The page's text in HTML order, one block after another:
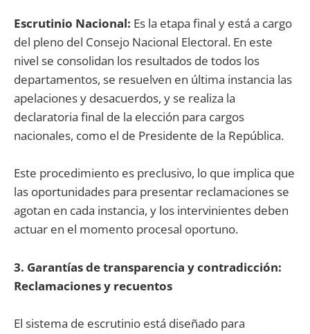
Escrutinio Nacional: Es la etapa final y está a cargo
del pleno del Consejo Nacional Electoral. En este
nivel se consolidan los resultados de todos los
departamentos, se resuelven en última instancia las
apelaciones y desacuerdos, y se realiza la
declaratoria final de la elección para cargos
nacionales, como el de Presidente de la República.
Este procedimiento es preclusivo, lo que implica que
las oportunidades para presentar reclamaciones se
agotan en cada instancia, y los intervinientes deben
actuar en el momento procesal oportuno.
3. Garantías de transparencia y contradicción:
Reclamaciones y recuentos
El sistema de escrutinio está diseñado para